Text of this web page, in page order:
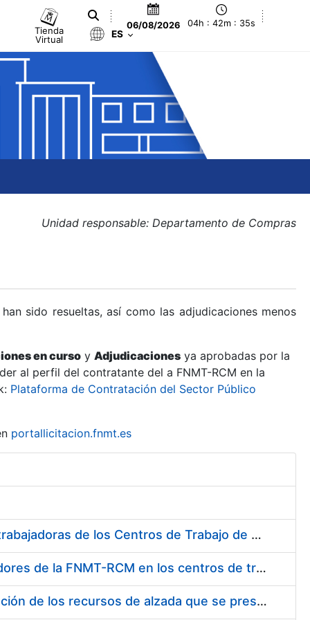
Tienda
Virtual
06/08/2026 04h : 42m : 35s
ES
Unidad responsable: Departamento de Compras
sido resueltas, así como las adjudicaciones menos
en curso y Adjudicaciones ya aprobadas por la
al perfil del contratante del a FNMT-RCM en la
Plataforma de Contratación del Sector Público
portallicitacion.fnmt.es
Suministro de Protectores Auditivos a medida para las personas trabajadoras de los Centros de Trabajo de Madrid y Burgos
Suministro de gafas graduadas antiproyecciones para los trabajadores de la FNMT-RCM en los centros de trabajo de Madrid y Burgos
Servicios de una empresa externa para el asesoramiento y resolución de los recursos de alzada que se presentan relacionados con procesos de selección para la FNMT-RCM